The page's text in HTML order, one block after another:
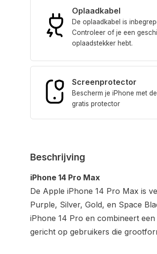
Oplaadkabel
De oplaadkabel is
Controleer of je een
oplaadstekker hebt.
Screenprotector
Bescherm je iPhone met
gratis protector
Beschrijving
iPhone 14 Pro Max
De Apple iPhone 14 Pro Max is
Purple, Silver, Gold, en Space
iPhone 14 Pro en combineert
gericht op gebruikers die